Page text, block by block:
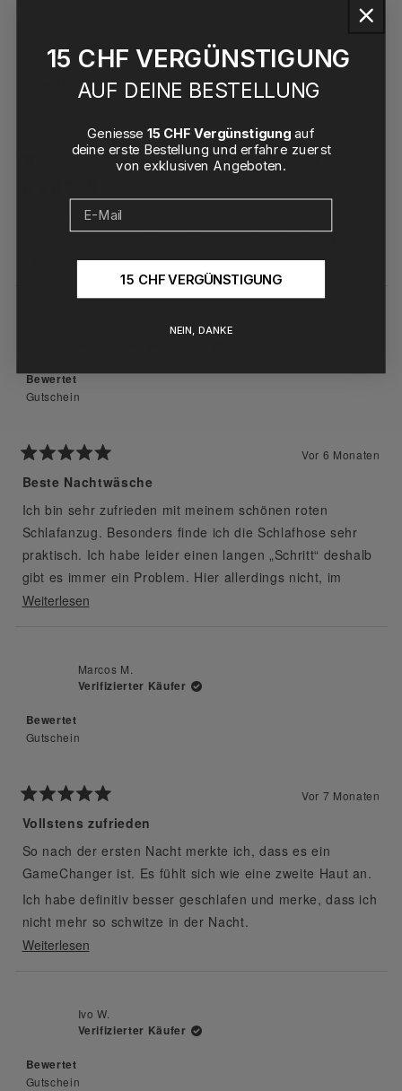
lesen
Verifizierter Käufer
Gutschein
bewertet
Vor 5 Monaten
Ich habe bis jetzt noch nichts von ihnen erhalten!! Ich
warte immer noch auf den Gutschein den ich bezahlt
Bewertet
Gutschein
5
von
5
Sternen
bewertet
Vor 6 Monaten
Beste Nachtwäsche
Ich bin sehr zufrieden mit meinem schönen roten
Schlafanzug. Besonders finde ich die Schlafhose sehr
praktisch. Ich habe leider einen langen „Schritt“ deshalb
gibt es immer ein Problem. Hier allerdings nicht, im
Schritt ist ein Querzwickel verarbeitet. Das ist ziemlich
WeiterlesenMehr
Rezension
lesen
Marcos M.
Verifizierter Käufer
Bewertet
Gutschein
5
von
5
Sternen
bewertet
Vor 7 Monaten
Vollstens zufrieden
So nach der ersten Nacht merkte ich, dass es ein
GameChanger ist. Es fühlt sich wie eine zweite Haut an.
Ich habe definitiv besser geschlafen und merke, dass ich
nicht mehr so schwitze in der Nacht.
Tolles Produkt!!!
WeiterlesenMehr
Rezension
lesen
Ivo W.
Verifizierter Käufer
Bewertet
Gutschein
15 CHF VERGÜNSTIGUNG
AUF DEINE BESTELLUNG
Geniesse15 CHF Vergünstigung auf
deine erste Bestellung und erfahre zuerst
von exklusiven Angeboten.
15 CHF VERGÜNSTIGUNG
NEIN, DANKE